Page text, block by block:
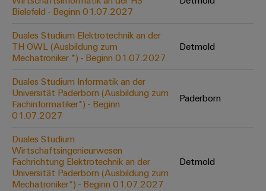
Abwasseraufbereitung
für
die
Wasser-
Abwasserindustrie
Wasserstoff
Wasserstoff
Schlüsseltechnologie
für
die
Energiewende
Werkzeuge
Automaten
Software
Markierer
Industriedrucker
Cabinet
Infrastructure
Bielefeld - Beginn 01.07.2027
Duales Studium Elektrotechnik an der
TH OWL (Ausbildung zum
Mechatroniker *) - Beginn 01.07.2027
Detmold
Duales Studium Informatik an der
Universität Paderborn (Ausbildung zum
Fachinformatiker*) - Beginn
01.07.2027
Paderborn
Duales Studium
Wirtschaftsingenieurwesen
Fachrichtung Elektrotechnik an der
Universität Paderborn (Ausbildung zum
Mechatroniker*) - Beginn 01.07.2027
Detmold